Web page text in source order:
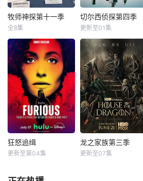
正在播放《猎捕行动 第二季》第01集 - db
2025年首播。
做了再说”，把握他
们从未设想过的机
会。
牧师神探第十一季
阿尔·韦弗
那是令人激动的 63
年夏天，阿尔菲正
在逐渐了解自己的
过去。他意识到自
己原本可以拥有另
一种生活，这让他
开始思考自己究竟
是谁，以及自己信
仰什么。与此同
时，他还在继续了
牧师神探第十一季
全8集
切尔西侦探第四季
切尔西侦探 第四季
切尔西侦探第四季
更新至01集
狂怒追缉
狂怒追缉
更新至第04集
龙之家族第三季
龙之家族第三季
更新至07集